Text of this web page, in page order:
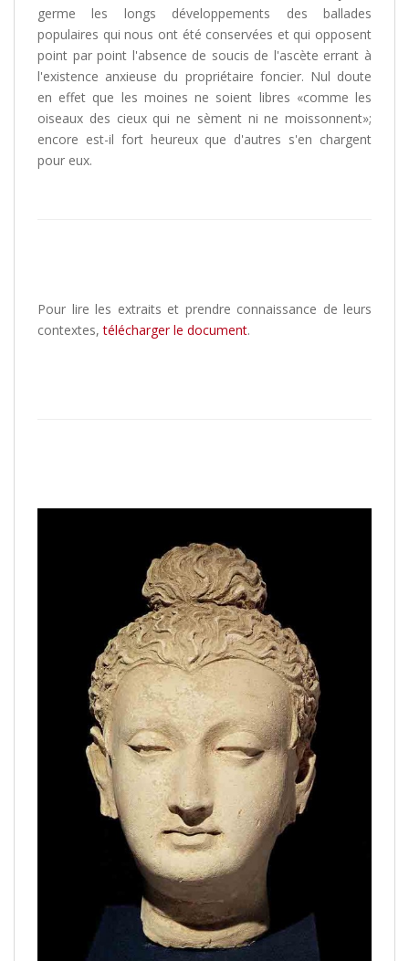
germe les longs développements des ballades
populaires qui nous ont été conservées et qui opposent
point par point l'absence de soucis de l'ascète errant à
l'existence anxieuse du propriétaire foncier. Nul doute
en effet que les moines ne soient libres «comme les
oiseaux des cieux qui ne sèment ni ne moissonnent»;
encore est-il fort heureux que d'autres s'en chargent
pour eux.
Pour lire les extraits et prendre connaissance de leurs
contextes,télécharger le document.